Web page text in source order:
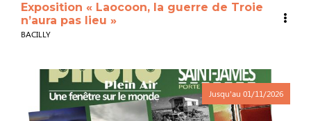
Exposition « Laocoon, la guerre de Troie
n’aura pas lieu »
BACILLY
Jusqu'au 01/11/2026